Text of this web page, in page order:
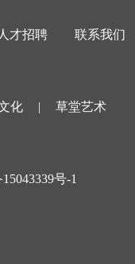
人才招聘 联系我们
化 | 草堂艺术
号-1